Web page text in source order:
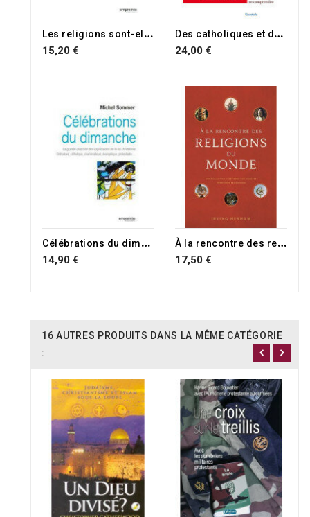
L
es religions sont-elles dangereuses?
15,20 €
D
es catholiques et des évangéliques se questionnent
24,00 €
C
élébrations du dimanche
14,90 €
À
la rencontre des religions du monde
17,50 €
16 AUTRES PRODUITS DANS LA MÊME CATÉGORIE
: